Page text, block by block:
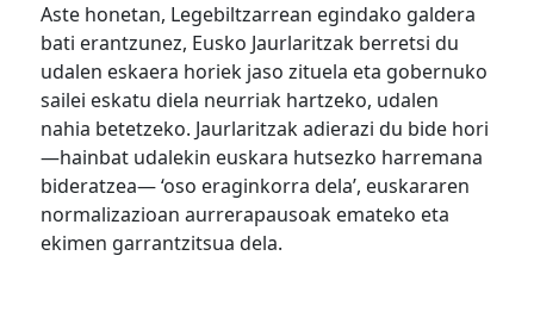
Aste honetan, Legebiltzarrean egindako galdera
bati erantzunez, Eusko Jaurlaritzak berretsi du
udalen eskaera horiek jaso zituela eta gobernuko
sailei eskatu diela neurriak hartzeko, udalen
nahia betetzeko. Jaurlaritzak adierazi du bide hori
—hainbat udalekin euskara hutsezko harremana
bideratzea— ‘oso eraginkorra dela’, euskararen
normalizazioan aurrerapausoak emateko eta
ekimen garrantzitsua dela.